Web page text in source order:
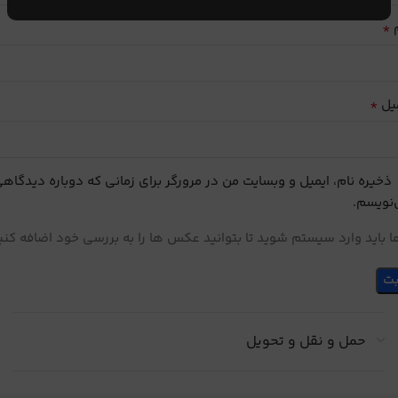
*
*
ذخیره نام، ایمیل و وبسایت من در مرورگر برای زمانی که دوباره
باید وارد سیستم شوید تا بتوانید عکس ها را به بررسی خود اضافه
حمل و نقل و تحویل